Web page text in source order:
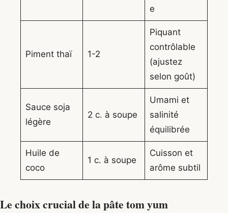
e
Piment thaï 1-2
Piquant
contrôlable
(ajustez
selon goût)
Sauce soja
légère
2 c. à soupe
Umami et
salinité
équilibrée
Huile de
coco
1 c. à soupe
Cuisson et
arôme subtil
Le choix crucial de la pâte tom yum